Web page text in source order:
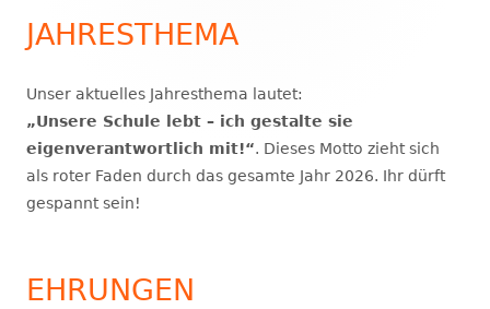
Seitenleiste
JAHRESTHEMA
Unser aktuelles Jahresthema lautet:
„Unsere Schule lebt – ich gestalte sie
eigenverantwortlich mit!“. Dieses Motto zieht sich
als roter Faden durch das gesamte Jahr 2026. Ihr dürft
gespannt sein!
EHRUNGEN